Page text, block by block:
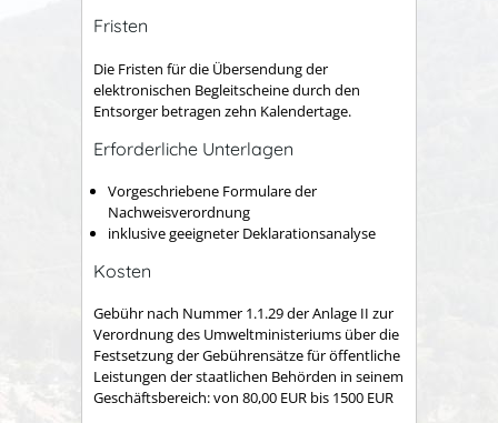
Fristen
Die Fristen für die Übersendung der
elektronischen Begleitscheine durch den
Entsorger betragen zehn Kalendertage.
Erforderliche Unterlagen
Vorgeschriebene Formulare der
Nachweisverordnung
inklusive geeigneter Deklarationsanalyse
Kosten
Gebühr nach Nummer 1.1.29der Anlage II zur
Verordnung des Umweltministeriums über die
Festsetzung der Gebührensätze für öffentliche
Leistungen der staatlichen Behörden in seinem
Geschäftsbereich: von 80,00 EUR bis 1500 EUR